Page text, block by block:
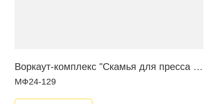
Воркаут-комплекс "Скамья для пресса в наклоне"
МФ24-129